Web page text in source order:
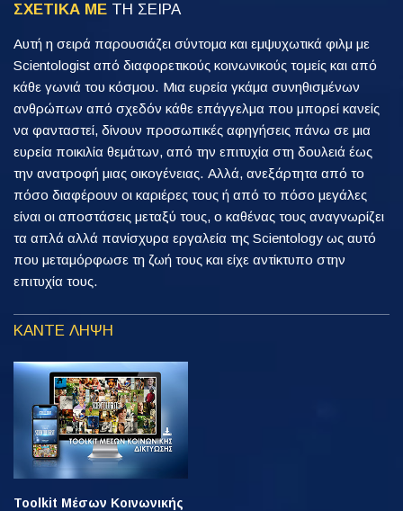
ΣΧΕΤΙΚΑ ΜΕ ΤΗ ΣΕΙΡΑ
Αυτή η σειρά παρουσιάζει σύντομα και εμψυχωτικά φιλμ με
Scientologist από διαφορετικούς κοινωνικούς τομείς και από
κάθε γωνιά του κόσμου. Μια ευρεία γκάμα συνηθισμένων
ανθρώπων από σχεδόν κάθε επάγγελμα που μπορεί κανείς
να φανταστεί, δίνουν προσωπικές αφηγήσεις πάνω σε μια
ευρεία ποικιλία θεμάτων, από την επιτυχία στη δουλειά έως
την ανατροφή μιας οικογένειας. Αλλά, ανεξάρτητα από το
πόσο διαφέρουν οι καριέρες τους ή από το πόσο μεγάλες
είναι οι αποστάσεις μεταξύ τους, ο καθένας τους αναγνωρίζει
τα απλά αλλά πανίσχυρα εργαλεία της Scientology ως αυτό
που μεταμόρφωσε τη ζωή τους και είχε αντίκτυπο στην
επιτυχία τους.
ΚΑΝΤΕ ΛΗΨΗ
Toolkit Μέσων Κοινωνικής